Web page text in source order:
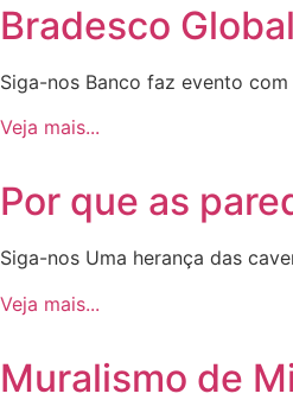
Bradesco
Siga-nos Banco faz evento
Veja mais...
Por que as
Siga-nos Uma herança das
Veja mais...
Muralismo de